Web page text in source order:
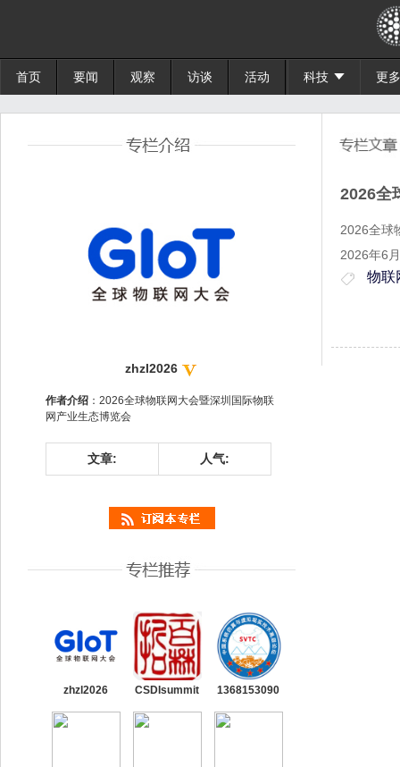
首页 要闻 观察 访谈 活动 科技 更
zhzl2026
作者介绍 ：2026全球物联网大会暨深圳国际物联
网产业生态博览会
文章: 人气:
zhzl2026 CSDIsummit 1368153090
2026全
2026全球
2026年6
物联